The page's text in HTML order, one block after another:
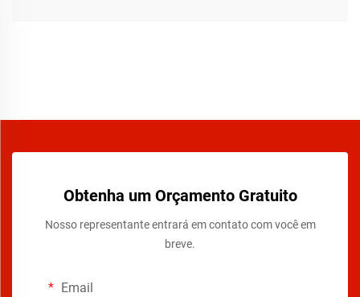
Obtenha um Orçamento Gratuito
Nosso representante entrará em contato com você em
breve.
Email